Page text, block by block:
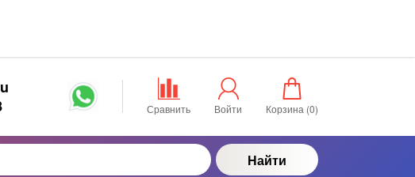
Сравнить Войти Корзина (0)
Найти